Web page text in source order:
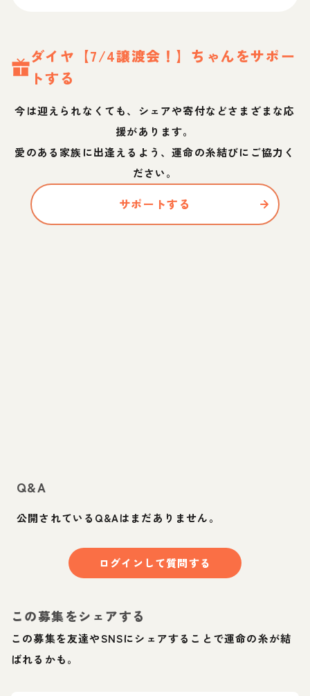
ダイヤ【7/4譲渡会！】 ちゃんをサポー
トする
今は迎えられなくても、シェアや寄付などさまざまな応
援があります。
愛のある家族に出逢えるよう、運命の糸結びにご協力く
ださい。
サポートする
Q&A
公開されているQ&Aはまだありません。
ログインして質問する
この募集をシェアする
この募集を友達やSNSにシェアすることで運命の糸が結
ばれるかも。